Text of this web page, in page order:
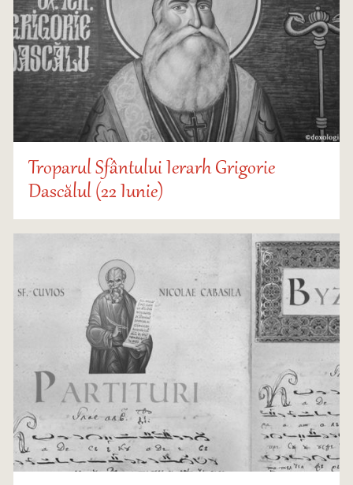
Troparul Sfântului Ierarh Grigorie
Dascălul (22 Iunie)